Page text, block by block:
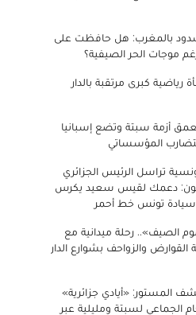
بالمغرب: هل حافظت على
موجات الحر الصيفية؟
كبرى مرتقبة بالدار
أزمة سبتة وتضع إسبانيا
المؤسساتي
تراسل الرئيس الجزائري
دعمك لقيس سعيد يكرس
وسيادة تونس خط أحمر
الصيف».. رحلة ميدانية مع
والزواحف بشوارع الدار
المستور: «أيادي جزائرية»
الجماعي لسبتة ومليلية عبر